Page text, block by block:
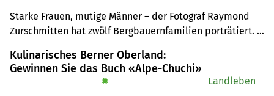
Berglandwirtschaft
Starke Frauen, mutige Männer – der Fotograf Raymond
Zurschmitten hat zwölf Bergbauernfamilien porträtiert.
arbeitsreichen Leben in einer rauen Natur.
Kulinarisches Berner Oberland:
Gewinnen Sie das Buch «Alpe-Chuchi»
✹ Landleben